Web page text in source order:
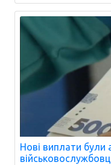
Нові виплати були